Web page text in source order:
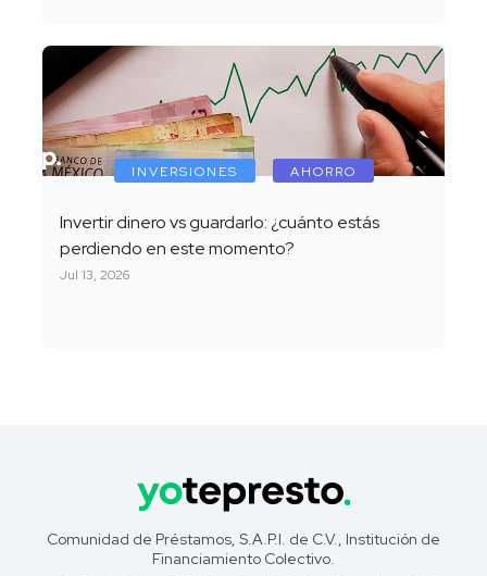
INVERSIONES AHORRO
Invertir dinero vs guardarlo: ¿cuánto estás
perdiendo en este momento?
Jul 13, 2026
Comunidad de Préstamos, S.A.P.I. de C.V., Institución de
Financiamiento Colectivo.